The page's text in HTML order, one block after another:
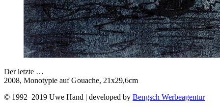
Der letzte …
2008, Monotypie auf Gouache, 21x29,6cm
© 1992–2019 Uwe Hand | developed by Bengsch Werbeagentur